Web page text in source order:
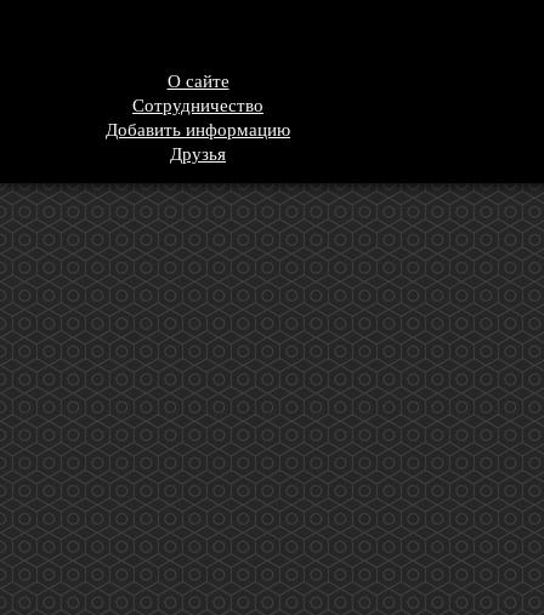
О сайте
Сотрудничество
Добавить информацию
Друзья